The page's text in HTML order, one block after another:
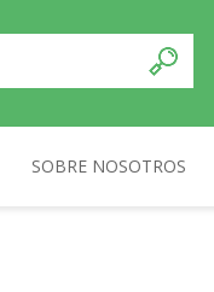
SOBRE NOSOTROS